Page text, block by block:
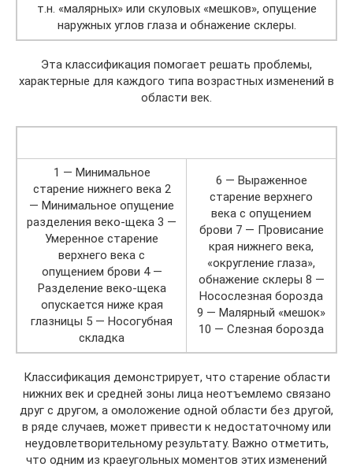
т.н. «малярных» или скуловых «мешков», опущение
наружных углов глаза и обнажение склеры.
Эта классификация помогает решать проблемы,
характерные для каждого типа возрастных изменений в
области век.
1 — Минимальное
старение нижнего века 2
— Минимальное опущение
разделения веко-щека 3 —
Умеренное старение
верхнего века с
опущением брови 4 —
Разделение веко-щека
опускается ниже края
глазницы 5 — Носогубная
складка
6 — Выраженное
старение верхнего
века с опущением
брови 7 — Провисание
края нижнего века,
«округление глаза»,
обнажение склеры 8 —
Носослезная борозда
9 — Малярный «мешок»
10 — Слезная борозда
Классификация демонстрирует, что старение области
нижних век и средней зоны лица неотъемлемо связано
друг с другом, а омоложение одной области без другой,
в ряде случаев, может привести к недостаточному или
неудовлетворительному результату. Важно отметить,
что одним из краеугольных моментов этих изменений